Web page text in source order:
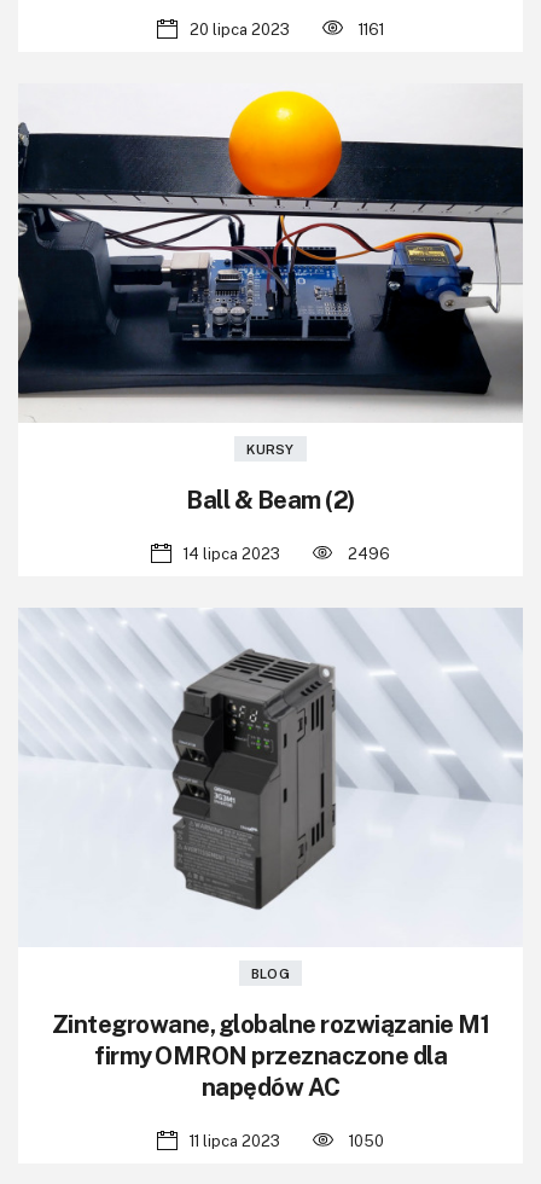
20 lipca 2023 1161
KURSY
Ball & Beam (2)
14 lipca 2023 2496
BLOG
Zintegrowane, globalne rozwiązanie M1
firmy OMRON przeznaczone dla
napędów AC
11 lipca 2023 1050